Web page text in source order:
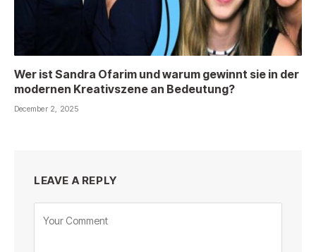
Wer ist Sandra Ofarim und warum gewinnt sie in der
modernen Kreativszene an Bedeutung?
December 2, 2025
LEAVE A REPLY